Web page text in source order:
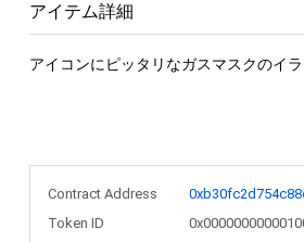
アイテム詳細
アイコンにピッタリなガスマスクのイ
Contract Address
Token ID